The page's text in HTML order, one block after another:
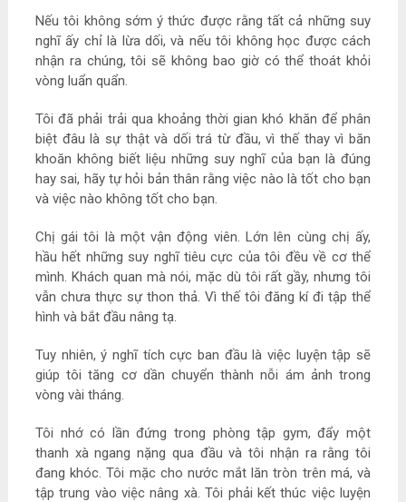
Nếu tôi không sớm ý thức được rằng tất cả những suy
nghĩ ấy chỉ là lừa dối, và nếu tôi không học được cách
nhận ra chúng, tôi sẽ không bao giờ có thể thoát khỏi
vòng luẩn quẩn.
Tôi đã phải trải qua khoảng thời gian khó khăn để phân
biệt đâu là sự thật và dối trá từ đầu, vì thế thay vì băn
khoăn không biết liệu những suy nghĩ của bạn là đúng
hay sai, hãy tự hỏi bản thân rằng việc nào là tốt cho bạn
và việc nào không tốt cho bạn.
Chị gái tôi là một vận động viên. Lớn lên cùng chị ấy,
hầu hết những suy nghĩ tiêu cực của tôi đều về cơ thể
mình. Khách quan mà nói, mặc dù tôi rất gầy, nhưng tôi
vẫn chưa thực sự thon thả. Vì thế tôi đăng kí đi tập thể
hình và bắt đầu nâng tạ.
Tuy nhiên, ý nghĩ tích cực ban đầu là việc luyện tập sẽ
giúp tôi tăng cơ dần chuyển thành nỗi ám ảnh trong
vòng vài tháng.
Tôi nhớ có lần đứng trong phòng tập gym, đẩy một
thanh xà ngang nặng qua đầu và tôi nhận ra rằng tôi
đang khóc. Tôi mặc cho nước mắt lăn tròn trên má, và
tập trung vào việc nâng xà. Tôi phải kết thúc việc luyện